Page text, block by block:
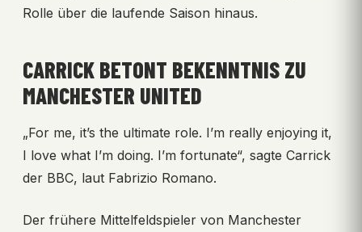
Rolle über die laufende Saison hinaus.
CARRICK BETONT BEKENNTNIS ZU
MANCHESTER UNITED
„For me, it’s the ultimate role. I’m really enjoying it,
I love what I’m doing. I’m fortunate“, sagte Carrick
der BBC, laut Fabrizio Romano.
Der frühere Mittelfeldspieler von Manchester